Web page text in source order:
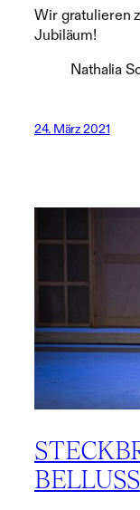
Wir gratulieren
Jubiläum!
Nathalia
24. März 2021